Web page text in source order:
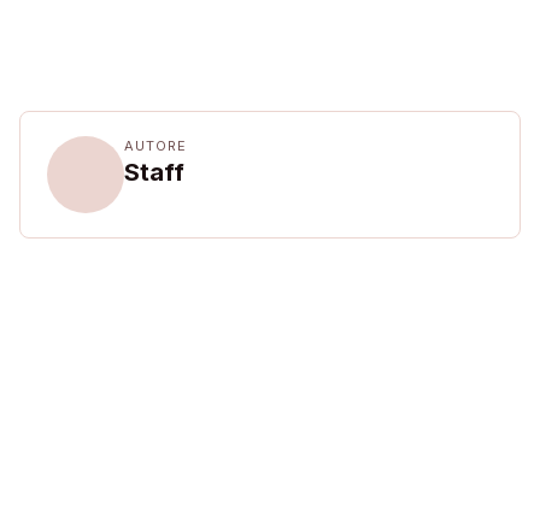
AUTORE
Staff